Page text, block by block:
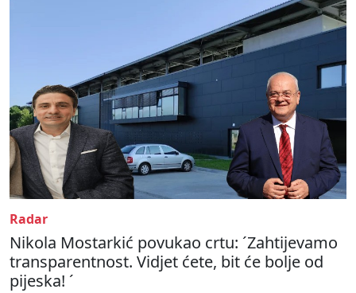
Radar
Nikola Mostarkić povukao crtu: ´Zahtijevamo
transparentnost. Vidjet ćete, bit će bolje od
pijeska! ´